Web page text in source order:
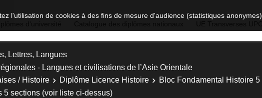
l'utilisation de cookies à des fins de mesure d'audience (statistiques anonymes).
Lettres, Langues
- Langues et civilisations de l’Asie Orientale
/ Histoire
Diplôme Licence Histoire Bloc Fondamental Histoire 5
5 sections (voir liste ci-dessus)